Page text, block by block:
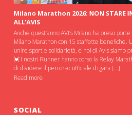
Milano Marathon 2026: NON STARE
ALL’AVIS
Anche quest’anno AVIS Milano ha preso
Milano Marathon con 15 staffette benefiche.
unire sport e solidarietà, e noi di Avis siamo
💓 I nostri Runner hanno corso la Relay
di dividere il percorso ufficiale di gara […]
Read more
SOCIAL